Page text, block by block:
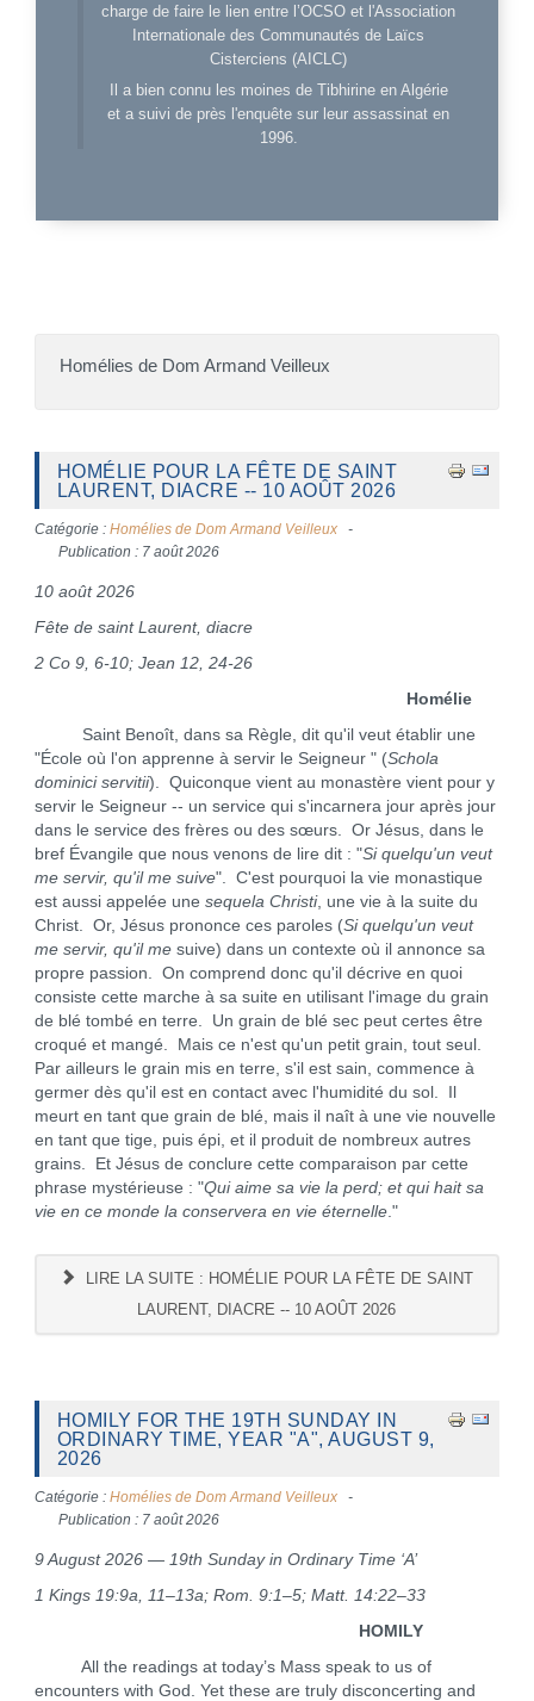
charge de faire le lien entre l’OCSO et l'Association
Internationale des Communautés de Laïcs
Cisterciens (AICLC)
Il a bien connu les moines de Tibhirine en Algérie
et a suivi de près l'enquête sur leur assassinat en
1996.
Homélies de Dom Armand Veilleux
HOMÉLIE POUR LA FÊTE DE SAINT
LAURENT, DIACRE -- 10 AOÛT 2026
Catégorie : Homélies de Dom Armand Veilleux
Publication : 7 août 2026
10 août 2026
Fête de saint Laurent, diacre
2 Co 9, 6-10; Jean 12, 24-26
Homélie
Saint Benoît, dans sa Règle, dit qu'il veut établir une
"École où l'on apprenne à servir le Seigneur " (Schola
dominici servitii). Quiconque vient au monastère vient pour y
servir le Seigneur -- un service qui s'incarnera jour après jour
dans le service des frères ou des sœurs. Or Jésus, dans le
bref Évangile que nous venons de lire dit : "Si quelqu'un veut
me servir, qu'il me suive". C'est pourquoi la vie monastique
est aussi appelée une sequela Christi, une vie à la suite du
Christ. Or, Jésus prononce ces paroles (Si quelqu'un veut
me servir, qu'il me suive) dans un contexte où il annonce sa
propre passion. On comprend donc qu'il décrive en quoi
consiste cette marche à sa suite en utilisant l'image du grain
de blé tombé en terre. Un grain de blé sec peut certes être
croqué et mangé. Mais ce n'est qu'un petit grain, tout seul.
Par ailleurs le grain mis en terre, s'il est sain, commence à
germer dès qu'il est en contact avec l'humidité du sol. Il
meurt en tant que grain de blé, mais il naît à une vie nouvelle
en tant que tige, puis épi, et il produit de nombreux autres
grains. Et Jésus de conclure cette comparaison par cette
phrase mystérieuse : "Qui aime sa vie la perd; et qui hait sa
vie en ce monde la conservera en vie éternelle."
LIRE LA SUITE : HOMÉLIE POUR LA FÊTE DE SAINT
LAURENT, DIACRE -- 10 AOÛT 2026
HOMILY FOR THE 19TH SUNDAY IN
ORDINARY TIME, YEAR "A", AUGUST 9,
2026
Catégorie : Homélies de Dom Armand Veilleux
Publication : 7 août 2026
9 August 2026 — 19th Sunday in Ordinary Time ‘A’
1 Kings 19:9a, 11–13a; Rom. 9:1–5; Matt. 14:22–33
HOMILY
All the readings at today’s Mass speak to us of
encounters with God. Yet these are truly disconcerting and